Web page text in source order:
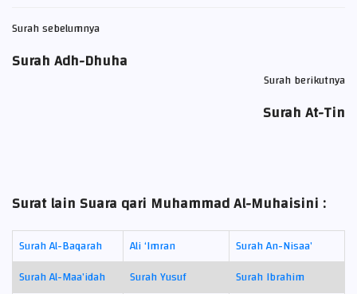
Surah sebelumnya
Surah Adh-Dhuha
Surah berikutnya
Surah At-Tin
Surat lain Suara qari Muhammad Al-Muhaisini :
Surah Al-Baqarah Ali ‘Imran
Surah An-Nisaa’
Surah Al-Maa’idah
Surah Yusuf
Surah Ibrahim